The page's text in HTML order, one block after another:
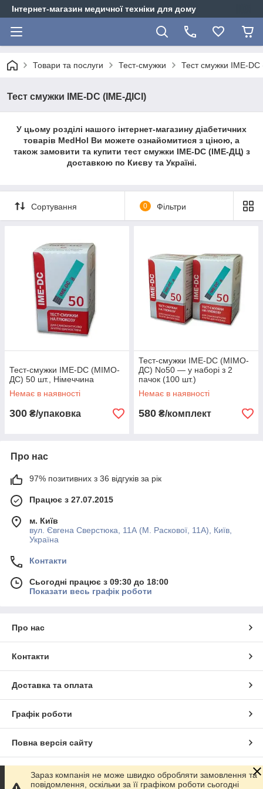
Інтернет-магазин медичної техніки для дому
Товари та послуги Тест-смужки Тест смужки IME-DC
Тест смужки IME-DC (ІМЕ-ДІСІ)
У цьому розділі нашого інтернет-магазину діабетичних
товарів MedHol Ви можете ознайомитися з ціною, а
також замовити та купити тест смужки IME-DC (ІМЕ-ДЦ) з
доставкою по Києву та Україні.
Сортування 0 Фільтри
Тест-смужки IME-DC (МІМО-
ДС) 50 шт., Німеччина
Немає в наявності
300 ₴/упаковка
Тест-смужки IME-DC (МІМО-
ДС) No50 — у наборі з 2
пачок (100 шт.)
Немає в наявності
580 ₴/комплект
Про нас
97% позитивних з 36 відгуків за рік
Працює з 27.07.2015
м. Київ
вул. Євгена Сверстюка, 11А (М. Раскової, 11А), Київ,
Україна
Контакти
Сьогодні працює з 09:30 до 18:00
Показати весь графік роботи
Про нас
Контакти
Доставка та оплата
Графік роботи
Повна версія сайту
Сайт створено на маркетплейсі Prom.ua
Зараз компанія не може швидко обробляти замовлення та
повідомлення, оскільки за її графіком роботи сьогодні